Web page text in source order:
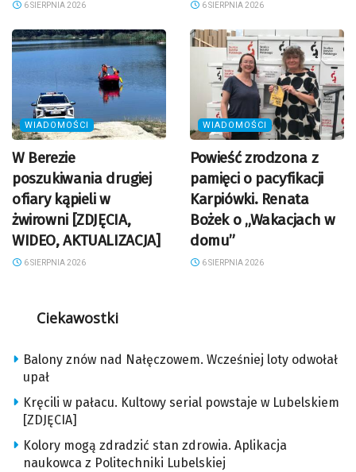
6 SIERPNIA 2026 6 SIERPNIA 2026
WIADOMOŚCI
W Berezie
poszukiwania drugiej
ofiary kąpieli w
żwirowni [ZDJĘCIA,
WIDEO, AKTUALIZACJA]
6 SIERPNIA 2026
WIADOMOŚCI
Powieść zrodzona z
pamięci o pacyfikacji
Karpiówki. Renata
Bożek o „Wakacjach w
domu”
6 SIERPNIA 2026
Ciekawostki
Balony znów nad Nałęczowem. Wcześniej loty odwołał
upał
Kręcili w pałacu. Kultowy serial powstaje w Lubelskiem
[ZDJĘCIA]
Kolory mogą zdradzić stan zdrowia. Aplikacja
naukowca z Politechniki Lubelskiej